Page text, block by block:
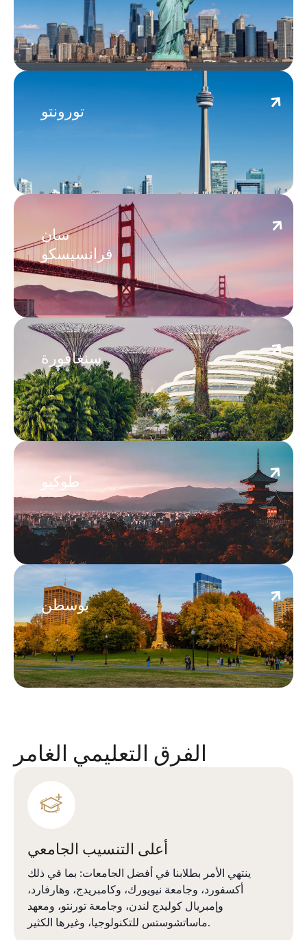
تورونتو
San Francisco
سان
فرانسيسكو
Singaporeسنغافورة
Tokyoطوكيو
Bostonبوسطن
الفرق التعليمي الغامر
أعلى التنسيب الجامعي
ينتهي الأمر بطلابنا في أفضل الجامعات: بما في ذلك
أكسفورد، وجامعة نيويورك، وكامبريدج، وهارفارد،
وإمبريال كوليدج لندن، وجامعة تورنتو، ومعهد
ماساتشوستس للتكنولوجيا، وغيرها الكثير.